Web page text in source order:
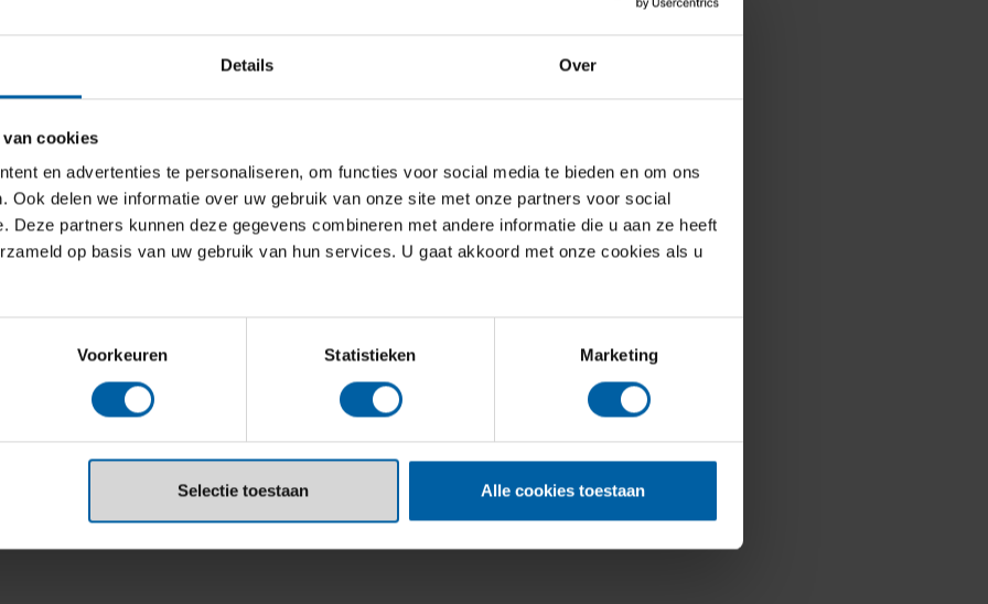
Details Over
cookies
en advertenties te personaliseren, om functies voor social media te bieden en om ons
Ook delen we informatie over uw gebruik van onze site met onze partners voor social
Deze partners kunnen deze gegevens combineren met andere informatie die u aan ze heeft
op basis van uw gebruik van hun services. U gaat akkoord met onze cookies als u
Voorkeuren Statistieken Marketing
Selectie toestaan Alle cookies toestaan
verandering (organisatorische
ruimtelijke ordening en complexe
digitale replica’s van real-world
,ILIAD – digital twin of the
academie-overstijgend R&D-
verbonden met de lectoraten
serious games
ontwikkeld.
consortiums aan een groot
worden door NWO,
Deal, Creative Europe,
in innovatieve ecosystemen,